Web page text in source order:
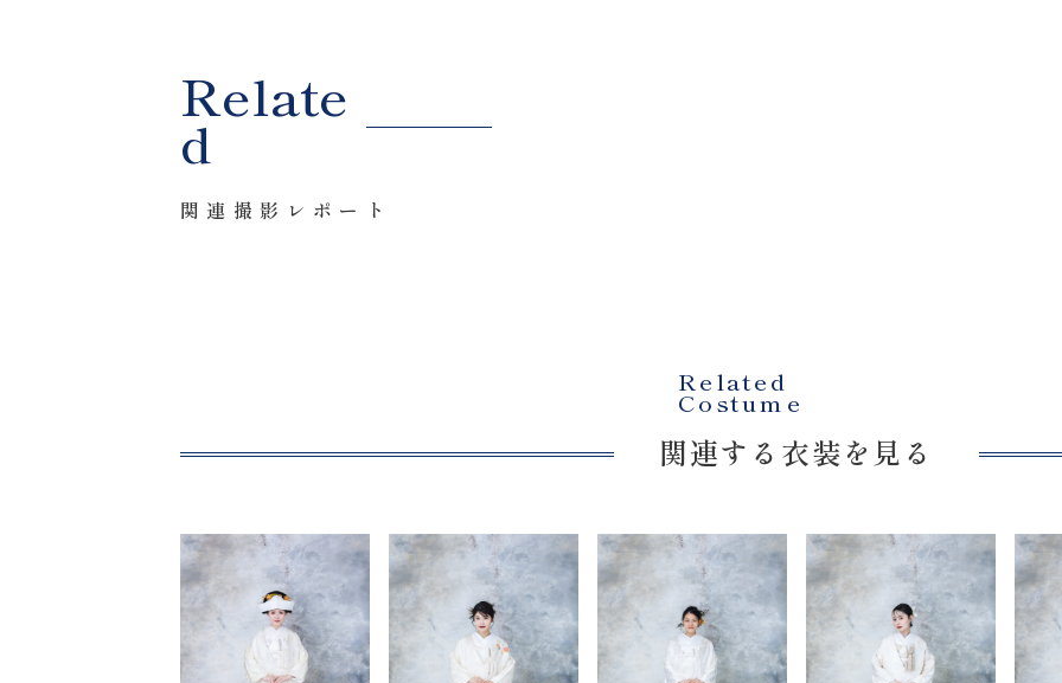
〒963-8041
About us
私たちについて
Retouch
フォトレタッチ
Relate
d
関連撮影レポート
Related
Costume
関連する衣装を見る